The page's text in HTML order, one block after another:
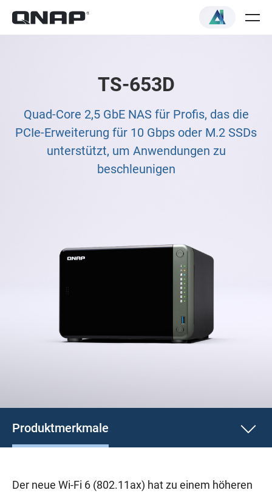
TS-653D
Quad-Core 2,5 GbE NAS für Profis, das die
PCIe-Erweiterung für 10 Gbps oder M.2 SSDs
unterstützt, um Anwendungen zu
beschleunigen
Produktmerkmale
Der neue Wi-Fi 6 (802.11ax) hat zu einem höheren